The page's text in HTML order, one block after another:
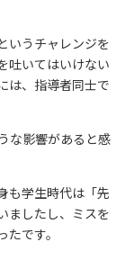
いうチャレンジを
吐いてはいけない
は、指導者同士で
な影響があると感
も学生時代は「先
ましたし、ミスを
です。